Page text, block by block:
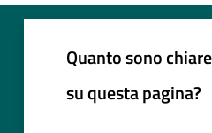
Quanto sono
su questa pagina?